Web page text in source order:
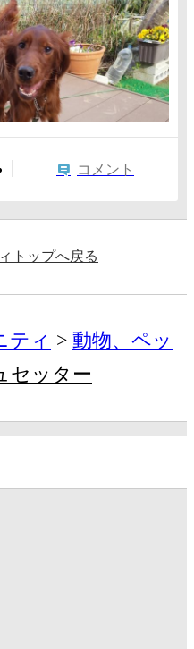
コメント
トップへ戻る
ティ
動物、ペッ
セッター